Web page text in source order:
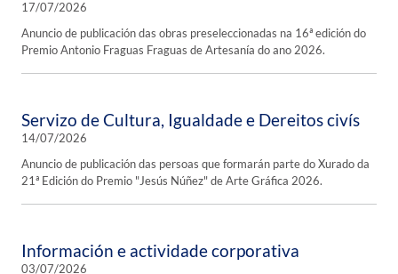
17/07/2026
Anuncio de publicación das obras preseleccionadas na 16ª edición do
Premio Antonio Fraguas Fraguas de Artesanía do ano 2026.
Servizo de Cultura, Igualdade e Dereitos civís
14/07/2026
Anuncio de publicación das persoas que formarán parte do Xurado da
21ª Edición do Premio "Jesús Núñez" de Arte Gráfica 2026.
Información e actividade corporativa
03/07/2026